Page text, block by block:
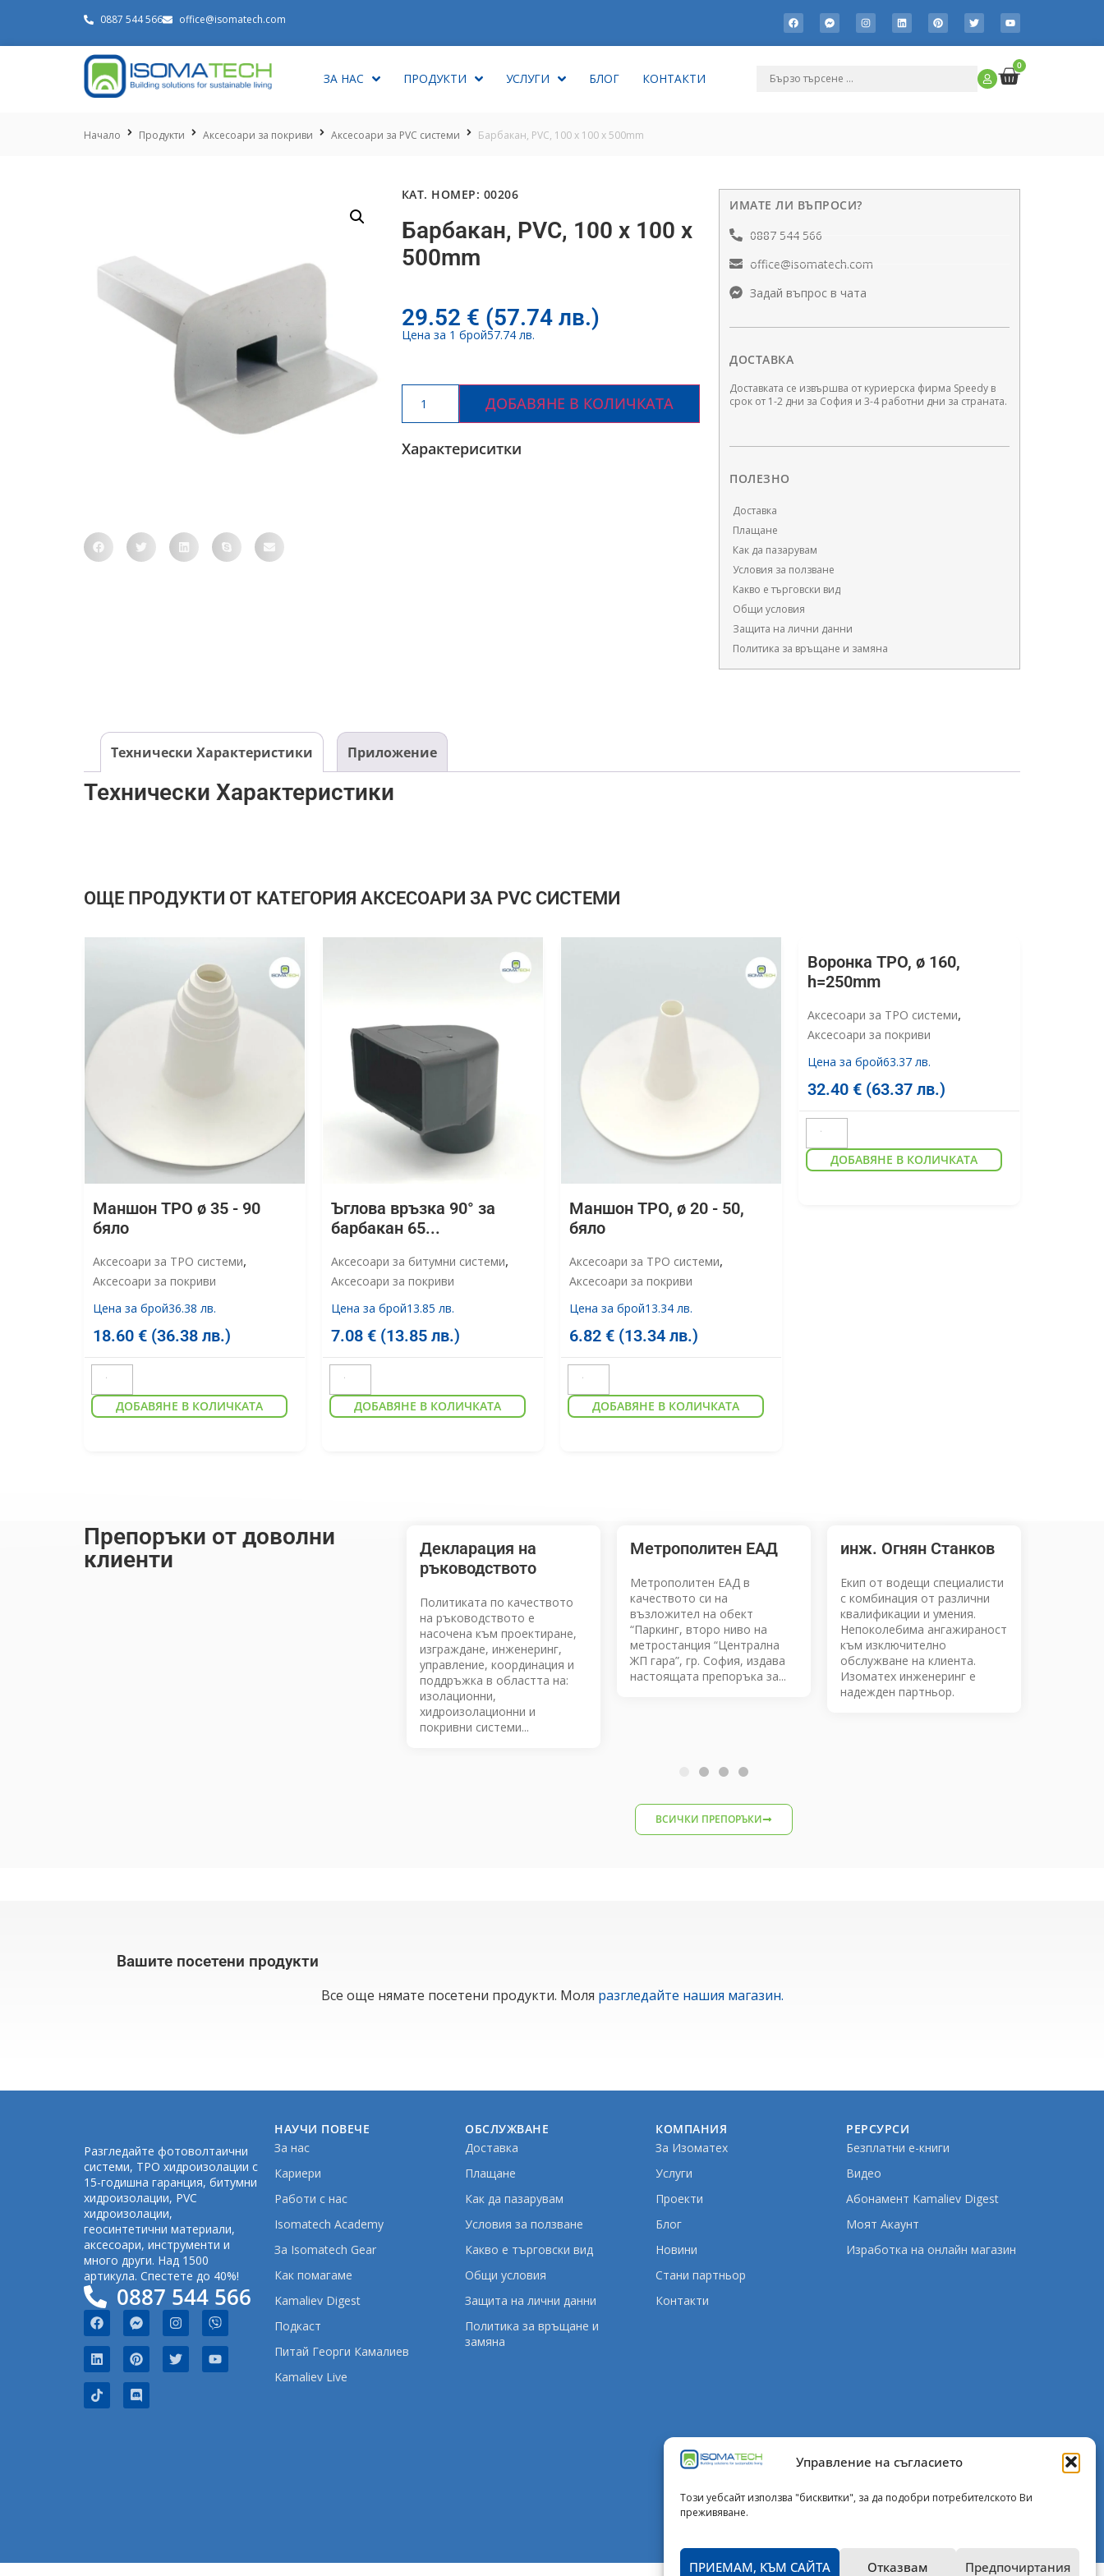
Управление на съгласието
Този уебсайт използва "бисквитки", за да подобри потребителското Ви
преживяване.
ПРИЕМАМ, КЪМ САЙТА Отказвам Предпочиртания
0887 544 566 office@isomatech.com
ЗА НАС ПРОДУКТИ УСЛУГИ БЛОГ КОНТАКТИ
0
Начало Продукти Аксесоари за покриви Аксесоари за PVC системи Барбакан, PVC, 100 х 100 x 500mm
КАТ. НОМЕР: 00206
Барбакан, PVC, 100 х 100 x
500mm
29.52 € (57.74 лв.)
Цена за 1 брой57.74 лв.
ДОБАВЯНЕ В КОЛИЧКАТА
Характериситки
ИМАТЕ ЛИ ВЪПРОСИ?
0887 544 566
office@isomatech.com
Задай въпрос в чата
ДОСТАВКА
Доставката се извършва от куриерска фирма Speedy в
срок от 1-2 дни за София и 3-4 работни дни за страната.
ПОЛЕЗНО
Доставка
Плащане
Как да пазарувам
Условия за ползване
Какво е търговски вид
Oбщи условия
Защита на лични данни
Политика за връщане и замяна
Технически Характеристики Приложение
Технически Характеристики
ОЩЕ ПРОДУКТИ ОТ КАТЕГОРИЯ АКСЕСОАРИ ЗА PVC СИСТЕМИ
Маншон TPO ø 35 - 90
бяло
Аксесоари за TPO системи,
Аксесоари за покриви
Цена за брой36.38 лв.
18.60 € (36.38 лв.)
ДОБАВЯНЕ В КОЛИЧКАТА
Ъглова връзка 90° за
барбакан 65...
Аксесоари за битумни системи,
Аксесоари за покриви
Цена за брой13.85 лв.
7.08 € (13.85 лв.)
ДОБАВЯНЕ В КОЛИЧКАТА
Маншон TPO, ø 20 - 50,
бяло
Аксесоари за TPO системи,
Аксесоари за покриви
Цена за брой13.34 лв.
6.82 € (13.34 лв.)
ДОБАВЯНЕ В КОЛИЧКАТА
Воронка TPO, ø 160,
h=250mm
Аксесоари за TPO системи,
Аксесоари за покриви
Цена за брой63.37 лв.
32.40 € (63.37 лв.)
ДОБАВЯНЕ В КОЛИЧКАТА
Препоръки от доволни
клиенти
Декларация на
ръководството
Политиката по качеството
на ръководството е
насочена към проектиране,
изграждане, инженеринг,
управление, координация и
поддръжка в областта на:
изолационни,
хидроизолационни и
покривни системи...
Метрополитен ЕАД
Метрополитен ЕАД в
качеството си на
възложител на обект
“Паркинг, второ ниво на
метростанция “Централна
ЖП гара”, гр. София, издава
настоящата препоръка за...
инж. Огнян Станков
Екип от водещи специалисти
с комбинация от различни
квалификации и умения.
Непоколебима ангажираност
към изключително
обслужване на клиента.
Изоматех инженеринг е
надежден партньор.
4
ВСИЧКИ ПРЕПОРЪКИ
Вашите посетени продукти
Все още нямате посетени продукти. Моля разгледайте нашия магазин.
Разгледайте фотоволтаични
системи, TPO хидроизолации с
15-годишна гаранция, битумни
хидроизолации, PVC
хидроизолации,
геосинтетични материали,
аксесоари, инструменти и
много други. Над 1500
артикула. Спестете до 40%!
0887 544 566
НАУЧИ ПОВЕЧЕ
За нас
Кариери
Работи с нас
Isomatech Academy
За Isomatech Gear
Как помагаме
Kamaliev Digest
Подкаст
Питай Георги Камалиев
Kamaliev Live
ОБСЛУЖВАНЕ
Доставка
Плащане
Как да пазарувам
Условия за ползване
Какво е търговски вид
Oбщи условия
Защита на лични данни
Политика за връщане и
замяна
КОМПАНИЯ
За Изоматех
Услуги
Проекти
Блог
Новини
Стани партньор
Контакти
РЕРСУРСИ
Безплатни е-книги
Видео
Абонамент Kamaliev Digest
Моят Акаунт
Изработка на онлайн магазин